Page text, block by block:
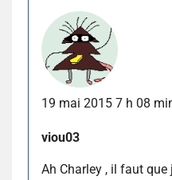
19 mai 2015 7 h 08
viou03
Ah Charley , il faut